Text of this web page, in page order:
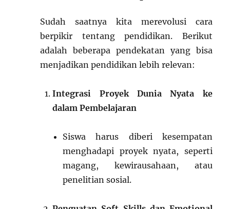
Sudah saatnya kita merevolusi cara
berpikir tentang pendidikan. Berikut
adalah beberapa pendekatan yang bisa
menjadikan pendidikan lebih relevan:
Integrasi Proyek Dunia Nyata ke
dalam Pembelajaran
Siswa harus diberi kesempatan
menghadapi proyek nyata, seperti
magang, kewirausahaan, atau
penelitian sosial.